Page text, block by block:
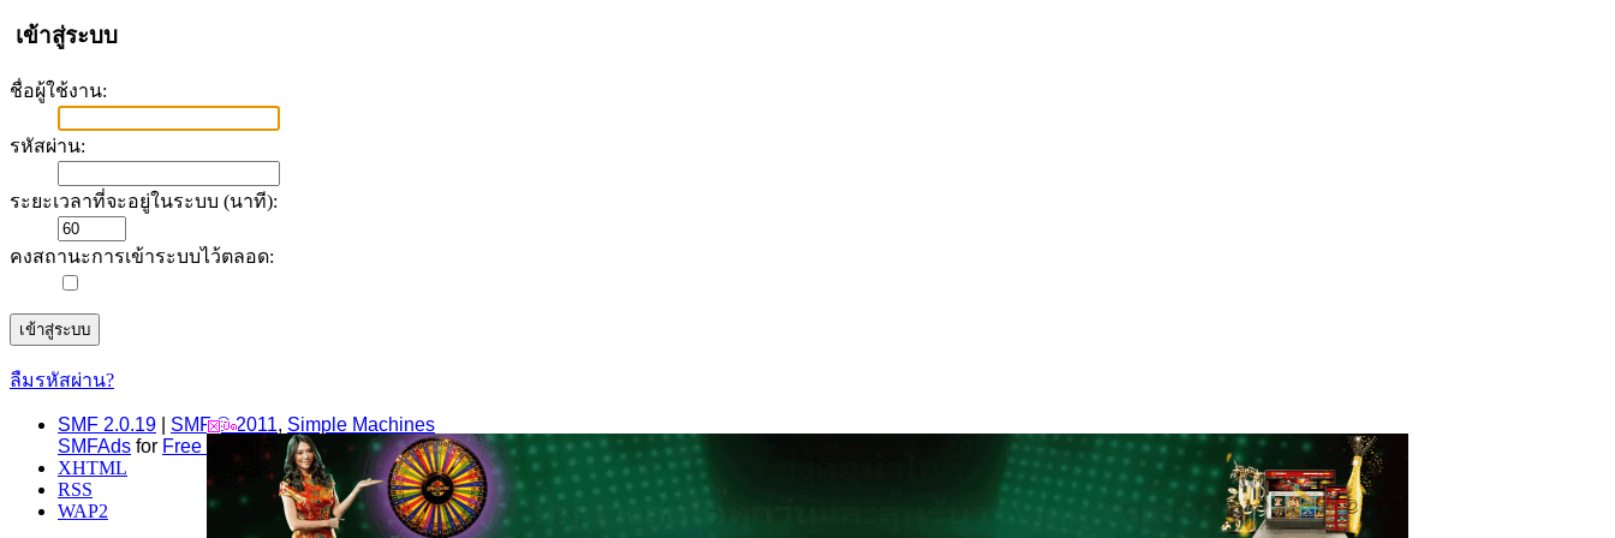
เข้าสู่ระบบ
ชื่อผู้ใช้งาน:
รหัสผ่าน:
ระยะเวลาที่จะอยู่ในระบบ (นาที):
คงสถานะการเข้าระบบไว้ตลอด:
ลืมรหัสผ่าน?
SMF 2.0.19 SMF © 2011, Simple Machines
SMFAds for Free Forums
XHTML
RSS
WAP2